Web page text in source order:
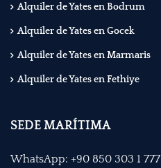
Alquiler de Yates en Bodrum
Alquiler de Yates en Gocek
Alquiler de Yates en Marmaris
Alquiler de Yates en Fethiye
SEDE MARÍTIMA
WhatsApp: +90 850 303 1 777